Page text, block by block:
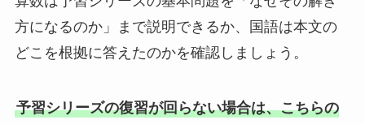
方になるのか」まで説明できるか、国語は本文の
どこを根拠に答えたのかを確認しましょう。
予習シリーズの復習が回らない場合は、こちらの